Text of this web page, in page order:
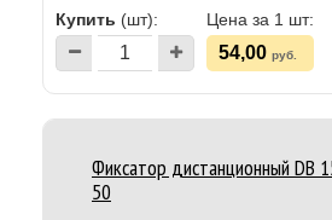
Купить (шт): Цена за 1 шт:
54,00 руб.
Фиксатор дистанционный DB
50